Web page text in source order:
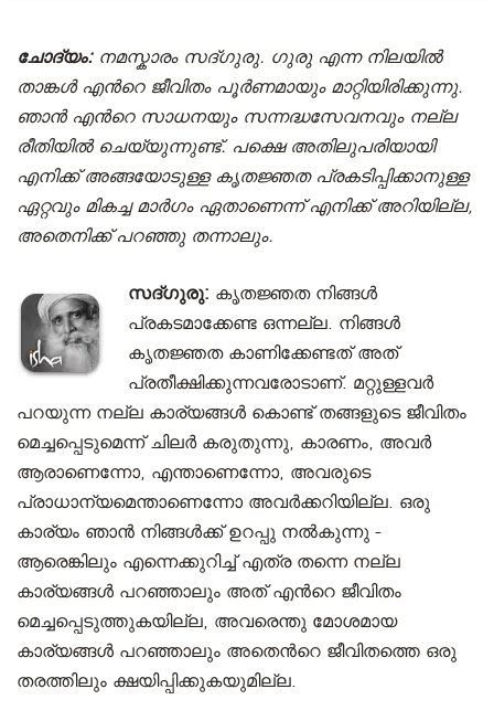
ചോദ്യം:നമസ്കാരം സദ്ഗുരു. ഗുരു എന്ന നിലയിൽ
താങ്കൾ എന്‍റെ ജീവിതം പൂർണമായും മാറ്റിയിരിക്കുന്നു.
ഞാൻ എന്‍റെ സാധനയും സന്നദ്ധസേവനവും നല്ല
രീതിയിൽ ചെയ്യുന്നുണ്ട്. പക്ഷെ അതിലുപരിയായി
എനിക്ക് അങ്ങയോടുള്ള കൃതജ്ഞത പ്രകടിപ്പിക്കാനുള്ള
ഏറ്റവും മികച്ച മാർഗം ഏതാണെന്ന് എനിക്ക് അറിയില്ല,
അതെനിക്ക് പറഞ്ഞു തന്നാലും.
സദ്ഗുരു: കൃതജ്ഞത നിങ്ങൾ
പ്രകടമാക്കേണ്ട ഒന്നല്ല. നിങ്ങൾ
കൃതജ്ഞത കാണിക്കേണ്ടത് അത്
പ്രതീക്ഷിക്കുന്നവരോടാണ്. മറ്റുള്ളവർ
പറയുന്ന നല്ല കാര്യങ്ങൾ കൊണ്ട് തങ്ങളുടെ ജീവിതം
മെച്ചപ്പെടുമെന്ന് ചിലര്‍ കരുതുന്നു, കാരണം, അവർ
ആരാണെന്നോ, എന്താണെന്നോ, അവരുടെ
പ്രാധാന്യമെന്താണെന്നോ അവർക്കറിയില്ല. ഒരു
കാര്യം ഞാൻ നിങ്ങൾക്ക് ഉറപ്പു നൽകുന്നു -
ആരെങ്കിലും എന്നെക്കുറിച്ച് എത്ര തന്നെ നല്ല
കാര്യങ്ങൾ പറഞ്ഞാലും അത് എന്‍റെ ജീവിതം
മെച്ചപ്പെടുത്തുകയില്ല, അവരെന്തു മോശമായ
കാര്യങ്ങൾ പറഞ്ഞാലും അതെന്‍റെ ജീവിതത്തെ ഒരു
തരത്തിലും ക്ഷയിപ്പിക്കുകയുമില്ല.